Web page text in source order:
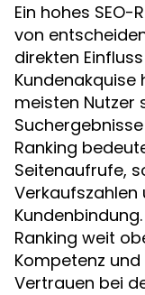
Ein hohes
von
direkten
Kundenakquise
meisten Nutzer
Ranking
Seitenaufrufe,
Verkaufszahlen
Ranking weit
Kompetenz
Vertrauen bei